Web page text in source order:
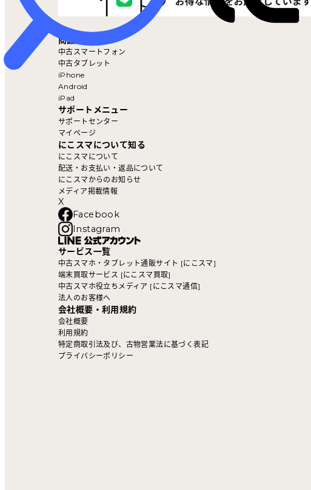
商品を探す
中古スマートフォン
中古タブレット
iPhone
Android
iPad
サポートメニュー
サポートセンター
マイページ
にこスマについて知る
にこスマについて
配送・お支払い・返品について
にこスマからのお知らせ
メディア掲載情報
X
Facebook
Instagram
サービス一覧
中古スマホ・タブレット通販サイト [にこスマ]
端末買取サービス [にこスマ買取]
中古スマホ役立ちメディア [にこスマ通信]
法人のお客様へ
会社概要・利用規約
会社概要
利用規約
特定商取引法及び、古物営業法に基づく表記
プライバシーポリシー